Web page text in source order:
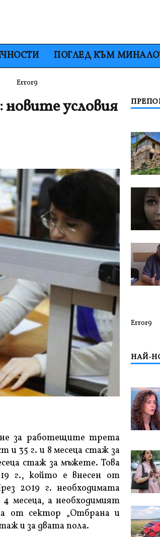
ПОГЛЕД КЪМ
Error9
новите условия
за работещите трета
и 35 г. и 8 месеца стаж за
стаж за мъжете. Това
г., който е внесен от
2019 г. необходимата
месеца, а необходимият
от сектор „Отбрана и
и за двата пола.
Error9
НАЙ-